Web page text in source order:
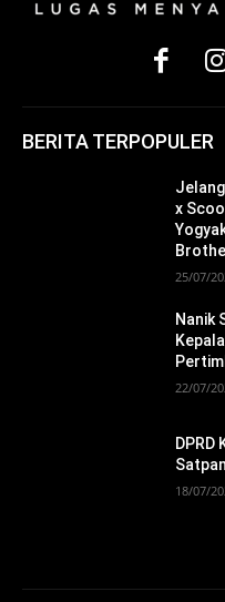
BERITA TERPOPULER
x
25/07/
Nanik
22/07/
DPRD
18/07/